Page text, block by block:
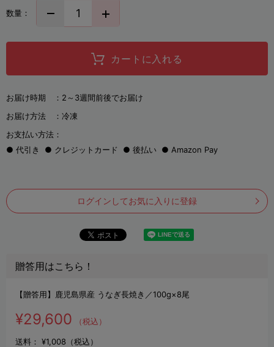
数量：
カートに入れる
お届け時期 ： 2～3週間前後でお届け
お届け方法 ： 冷凍
お支払い方法：
代引き
クレジットカード 後払い Amazon Pay
ログインしてお気に入りに登録
贈答用はこちら！
【贈答用】鹿児島県産 うなぎ長焼き／100g×8尾
¥29,600 （税込）
送料： ¥1,008（税込）